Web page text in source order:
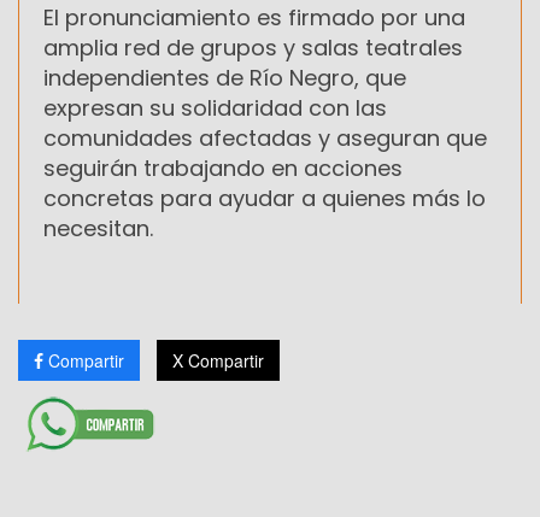
El pronunciamiento es firmado por una
amplia red de grupos y salas teatrales
independientes de Río Negro, que
expresan su solidaridad con las
comunidades afectadas y aseguran que
seguirán trabajando en acciones
concretas para ayudar a quienes más lo
necesitan.
Compartir X Compartir